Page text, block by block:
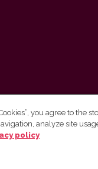
Press
you agree to the
analyze site
policy